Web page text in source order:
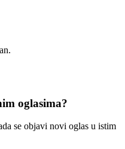
oglasima?
se objavi novi oglas u istim